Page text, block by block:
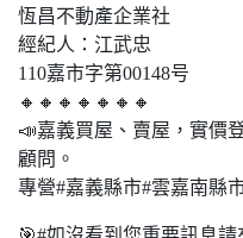
恆昌不動產企業社
經紀人：江武忠
110嘉市字第00148号
🔸🔸🔸🔸🔸🔸🔸
📣嘉義買屋、賣屋，實價
顧問。
專營#嘉義縣市#雲嘉南縣